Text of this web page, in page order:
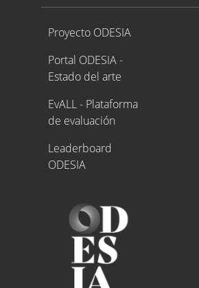
Proyecto ODESIA
Proyecto ODESIA
Portal ODESIA -
Estado del arte
EvALL - Plataforma
de evaluación
Leaderboard
ODESIA